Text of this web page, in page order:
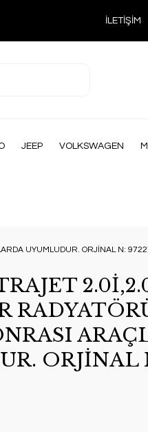
İLETİŞİM
JEEP VOLKSWAGEN
UYUMLUDUR. ORJİNAL N:
ORJİNAL